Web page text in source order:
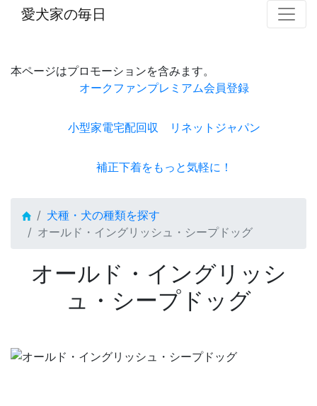
愛犬家の毎日
本ページはプロモーションを含みます。
オークファンプレミアム会員登録
小型家電宅配回収 リネットジャパン
補正下着をもっと気軽に！
犬種・犬の種類を探す
オールド・イングリッシュ・シープドッグ
オールド・イングリッシ
ュ・シープドッグ